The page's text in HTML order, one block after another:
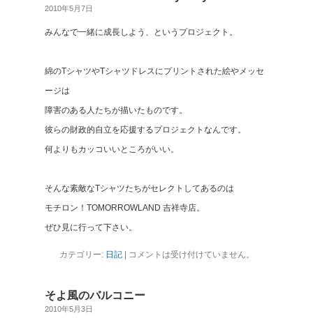
2010年5月7日
みんなで一緒に成長しよう、というプロジェクト。
綿のTシャツやTシャツドレスにプリントされた絵やメッセ
ージは
障害のある人たちが描いたものです。
彼らの財政的自立を応援するプロジェクトなんです。
何よりもカッコいいところがいい。
そんな素敵なTシャツたちがセレクトしてあるのは
モチロン！TOMORROWLAND 吉祥寺店。
ぜひ見に行って下さい。
カテゴリー: 日記| コメントは受け付けていません。
そよ風のバルコニー
2010年5月3日